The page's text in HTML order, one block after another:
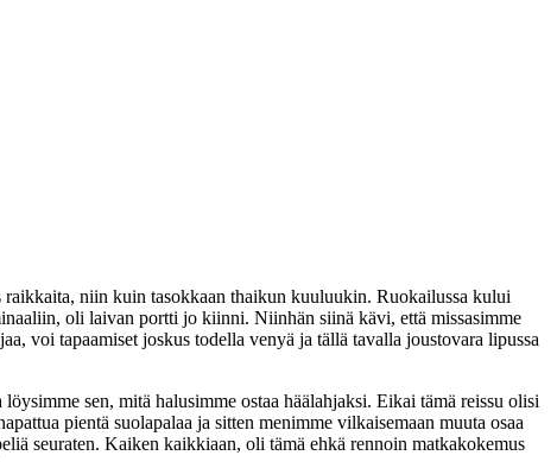
niin kuin tasokkaan thaikun kuuluukin. Ruokailussa kului
oli laivan portti jo kiinni. Niinhän siinä kävi, että missasimme
voi tapaamiset joskus todella venyä ja tällä tavalla joustovara lipussa
sen, mitä halusimme ostaa häälahjaksi. Eikai tämä reissu olisi
pientä suolapalaa ja sitten menimme vilkaisemaan muuta osaa
seuraten. Kaiken kaikkiaan, oli tämä ehkä rennoin matkakokemus